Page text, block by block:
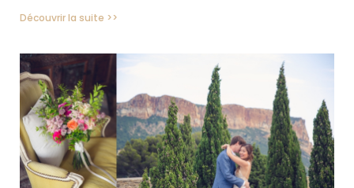
Découvrir la suite >>